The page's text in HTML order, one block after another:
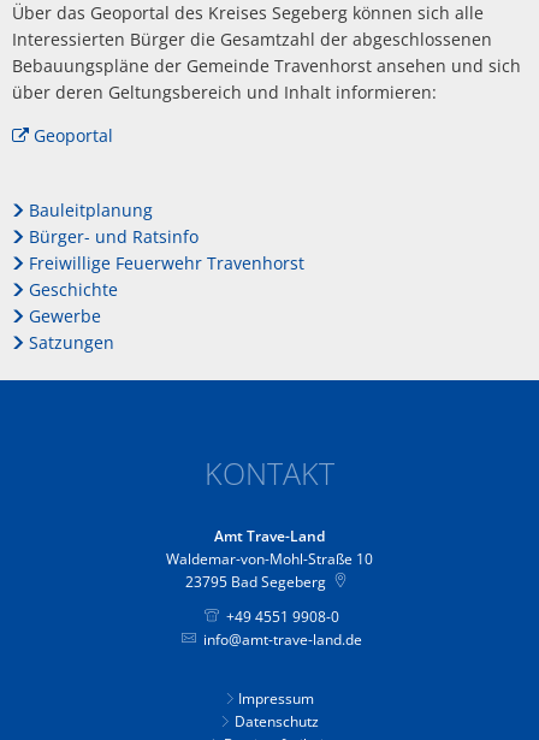
Über das Geoportal des Kreises Segeberg können sich alle
Interessierten Bürger die Gesamtzahl der abgeschlossenen
Bebauungspläne der Gemeinde Travenhorst ansehen und sich
über deren Geltungsbereich und Inhalt informieren:
Geoportal
Bauleitplanung
Bürger- und Ratsinfo
Freiwillige Feuerwehr Travenhorst
Geschichte
Gewerbe
Satzungen
KONTAKT
Amt Trave-Land
Waldemar-von-Mohl-Straße 10
23795 Bad Segeberg
+49 4551 9908-0
info@amt-trave-land.de
Impressum
Datenschutz